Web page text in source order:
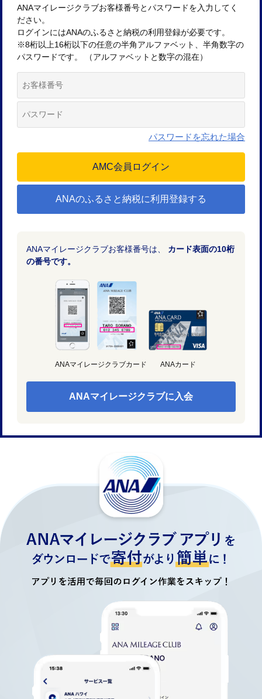
ANAマイレージクラブお客様番号とパスワードを入力してく
ださい。
ログインにはANAのふるさと納税の利用登録が必要です。
※8桁以上16桁以下の任意の半角アルファベット、半角数字の
パスワードです。 （アルファベットと数字の混在）
パスワードを忘れた場合
ANAのふるさと納税に利用登録する
ANAマイレージクラブお客様番号は、 カード表面の10桁
の番号です。
ANAマイレージクラブカード ANAカード
ANAマイレージクラブに入会